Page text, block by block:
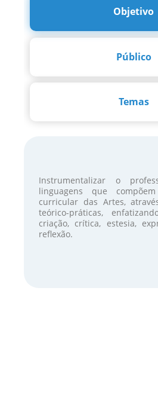
Objetivo
Público
Temas
Instrumentalizar o
linguagens que
curricular das Artes,
teórico-práticas,
criação, crítica, estesia,
reflexão.